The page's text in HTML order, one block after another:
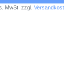
MwSt. zzgl.